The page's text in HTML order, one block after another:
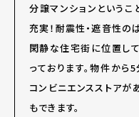
分譲マンションという
充実！耐震性・遮音性のば
閑静な住宅街に位置し
っております。物件から5
コンビニエンスストア
もできます。